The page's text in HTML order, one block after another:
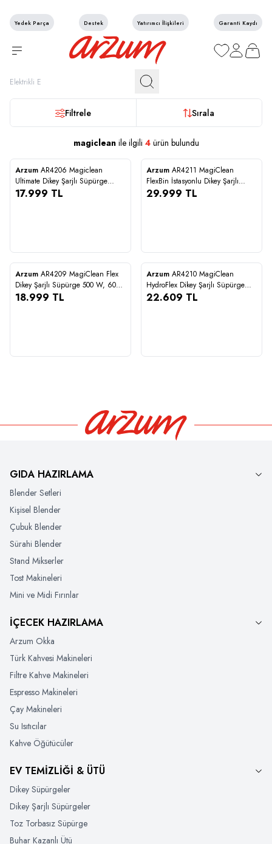
Yedek Parça Destek Yatırımcı İlişkileri Garanti Kaydı
Favorilerim
Hesabım
Sepetim
Filtrele Sırala
magicleanile ilgili 4ürün bulundu
Karşılaştır
Arzum AR4206 Magiclean
Ultimate Dikey Şarjlı Süpürge
300W BLDC Motoru, Mor
17.999 TL
Karşılaştır
Yeni
Arzum AR4211 MagiClean
FlexBin İstasyonlu Dikey Şarjlı
Süpürge 500W, BLDC Motor,
29.999 TL
Karşılaştır
Yeni
Arzum AR4209 MagiClean Flex
Dikey Şarjlı Süpürge 500 W, 60
Dk Kullanım, Siyah
18.999 TL
Karşılaştır
Yeni
Arzum AR4210 MagiClean
HydroFlex Dikey Şarjlı Süpürge
500W, BLDC Motor Gücü, 60 Dk
22.609 TL
GIDA HAZIRLAMA
Blender Setleri
Kişisel Blender
Çubuk Blender
Sürahi Blender
Stand Mikserler
Tost Makineleri
Mini ve Midi Fırınlar
İÇECEK HAZIRLAMA
Arzum Okka
Türk Kahvesi Makineleri
Filtre Kahve Makineleri
Espresso Makineleri
Çay Makineleri
Su Isıtıcılar
Kahve Öğütücüler
EV TEMİZLİĞİ & ÜTÜ
Dikey Süpürgeler
Dikey Şarjlı Süpürgeler
Toz Torbasız Süpürge
Buhar Kazanlı Ütü